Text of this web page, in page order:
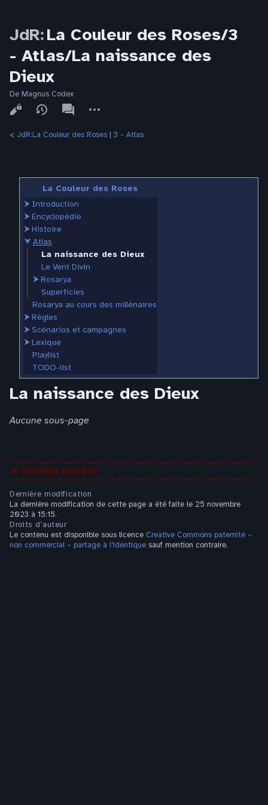
JdR:La Couleur des Roses/3
- Atlas/La naissance des
Dieux
De Magnus Codex
Affichages
associated-
pages
actions
< JdR:La Couleur des Roses ‎ | 3 - Atlas
La Couleur des Roses
⮞ Introduction
⮞Encyclopédie
⮞Histoire
⮟ Atlas
La naissance des Dieux
Le Vent Divin
⮞Rosarya
Superficies
Rosarya au cours des millénaires
⮞Règles
⮞Scénarios et campagnes
⮞Lexique
Playlist
TODO-list
La naissance des Dieux
Aucune sous-page
⮞ Section secrète
Dernière modification
La dernière modification de cette page a été faite le 25 novembre
2023 à 15:15.
Droits d’auteur
Le contenu est disponible sous licence Creative Commons paternité –
non commercial – partage à l’identique sauf mention contraire.